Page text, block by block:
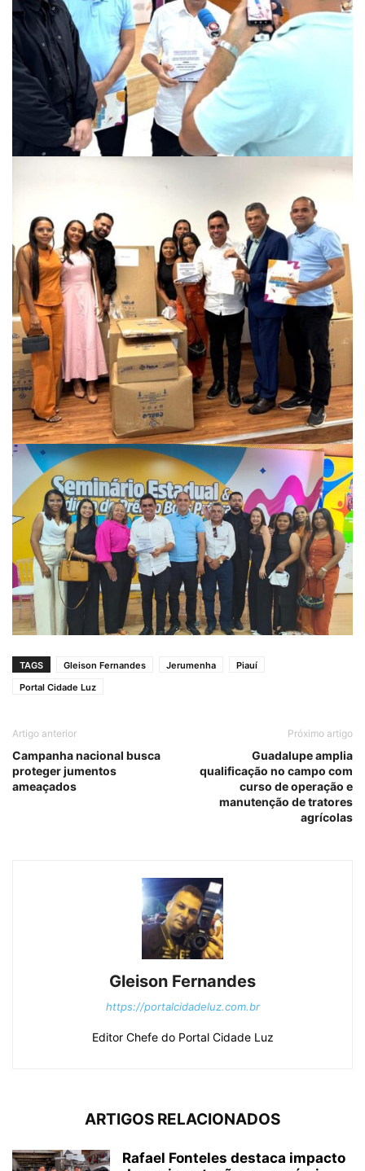
TAGS Gleison Fernandes Jerumenha
Piauí
Portal Cidade Luz
Artigo anterior
Campanha nacional busca
proteger jumentos
ameaçados
Próximo artigo
Guadalupe amplia
qualificação no campo com
curso de operação e
manutenção de tratores
agrícolas
Gleison Fernandes
https://portalcidadeluz.com.br
Editor Chefe do Portal Cidade Luz
ARTIGOS RELACIONADOS
Rafael Fonteles destaca impacto